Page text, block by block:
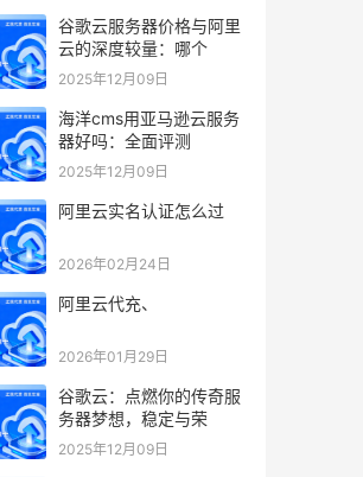
谷歌云服务器价格与阿里
云的深度较量：哪个
2025年12月09日
海洋cms用亚马逊云服务
器好吗：全面评测
2025年12月09日
阿里云实名认证怎么过
2026年02月24日
阿里云代充、
2026年01月29日
谷歌云：点燃你的传奇服
务器梦想，稳定与荣
2025年12月09日